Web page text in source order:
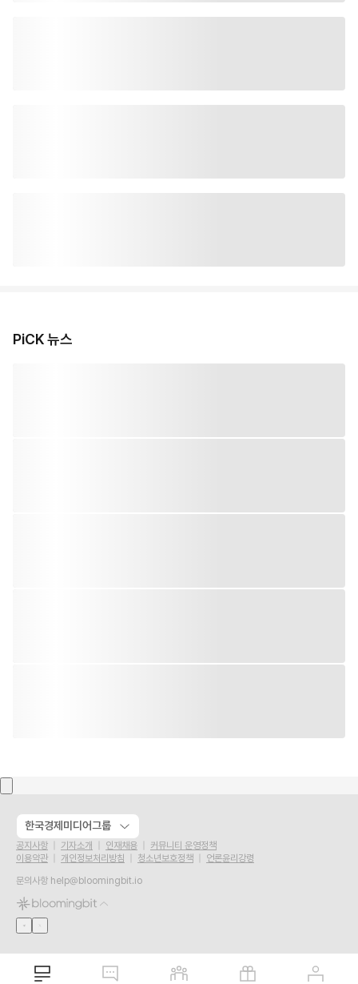
PiCK 뉴스
한국경제미디어그룹
공지사항 기자소개 인재채용
커뮤니티 운영정책
이용약관
개인정보처리방침 청소년보호정책
언론윤리강령
문의사항 help@bloomingbit.io